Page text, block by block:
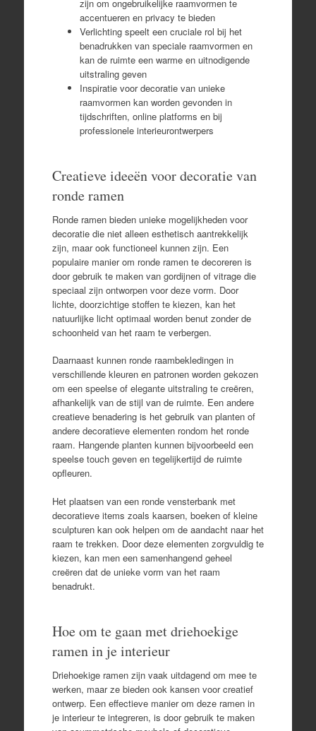
zijn om ongebruikelijke raamvormen te
accentueren en privacy te bieden
Verlichting speelt een cruciale rol bij het
benadrukken van speciale raamvormen en
kan de ruimte een warme en uitnodigende
uitstraling geven
Inspiratie voor decoratie van unieke
raamvormen kan worden gevonden in
tijdschriften, online platforms en bij
professionele interieurontwerpers
Creatieve ideeën voor decoratie van
ronde ramen
Ronde ramen bieden unieke mogelijkheden voor
decoratie die niet alleen esthetisch aantrekkelijk
zijn, maar ook functioneel kunnen zijn. Een
populaire manier om ronde ramen te decoreren is
door gebruik te maken van gordijnen of vitrage die
speciaal zijn ontworpen voor deze vorm. Door
lichte, doorzichtige stoffen te kiezen, kan het
natuurlijke licht optimaal worden benut zonder de
schoonheid van het raam te verbergen.
Daarnaast kunnen ronde raambekledingen in
verschillende kleuren en patronen worden gekozen
om een speelse of elegante uitstraling te creëren,
afhankelijk van de stijl van de ruimte. Een andere
creatieve benadering is het gebruik van planten of
andere decoratieve elementen rondom het ronde
raam. Hangende planten kunnen bijvoorbeeld een
speelse touch geven en tegelijkertijd de ruimte
opfleuren.
Het plaatsen van een ronde vensterbank met
decoratieve items zoals kaarsen, boeken of kleine
sculpturen kan ook helpen om de aandacht naar het
raam te trekken. Door deze elementen zorgvuldig te
kiezen, kan men een samenhangend geheel
creëren dat de unieke vorm van het raam
benadrukt.
Hoe om te gaan met driehoekige
ramen in je interieur
Driehoekige ramen zijn vaak uitdagend om mee te
werken, maar ze bieden ook kansen voor creatief
ontwerp. Een effectieve manier om deze ramen in
je interieur te integreren, is door gebruik te maken